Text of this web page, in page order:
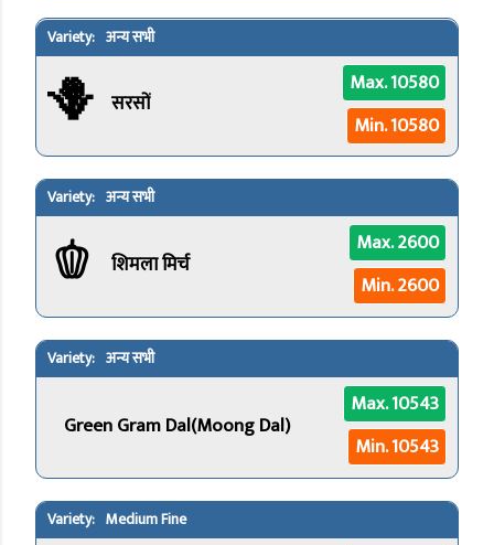
अन्य सभी
🪻 सरसों
Max. 10580
Min. 10580
अन्य सभी
🫑 शिमला मिर्च
Max. 2600
Min. 2600
अन्य सभी
Green Gram Dal(Moong Dal)
Max. 10543
Min. 10543
Medium Fine